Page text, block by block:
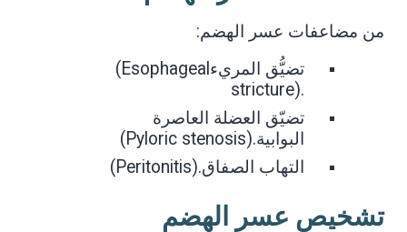
من مضاعفات عسر الهضم:
تضيُّق المريء (Esophageal
stricture).
تضيّق العضلة العاصرة
البوابية(Pyloric stenosis).
التهاب الصفاق(Peritonitis).
تشخيص عسر الهضم